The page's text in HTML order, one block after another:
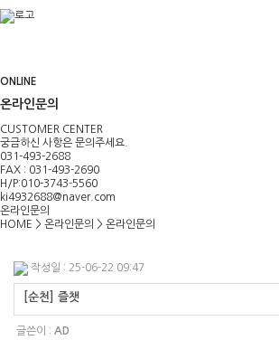
ONLINE
온라인문의
CUSTOMER CENTER
궁금하신 사항은 문의주세요.
031-493-2688
FAX : 031-493-2690
H/P:010-3743-5560
ki4932688@naver.com
온라인문의
HOME > 온라인문의 > 온라인문의
작성일 : 25-06-22 09:47
[순천] 즐챗
글쓴이 : AD